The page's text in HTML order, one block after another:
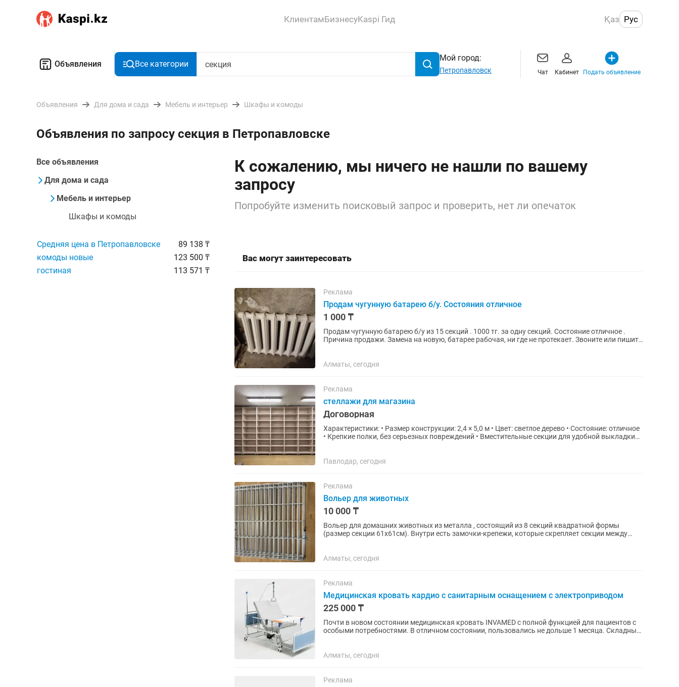
КлиентамБизнесуKaspi Гид Қаз Рус
Объявления Все категории
Мой город:
Петропавловск Чат Кабинет Подать объявление
Объявления Для дома и сада Мебель и интерьер Шкафы и комоды
Объявления по запросу секция в Петропавловске
Все объявления
Для дома и сада
Мебель и интерьер
Шкафы и комоды
Средняя цена в Петропавловске
89 138 ₸
комоды новые
123 500 ₸
гостиная
113 571 ₸
К сожалению, мы ничего не нашли по вашему
запросу
Попробуйте изменить поисковый запрос и проверить, нет ли опечаток
Вас могут заинтересовать
Реклама
Продам чугунную батарею б/у. Состояния отличное
1 000 ₸
Продам чугунную батарею б/у из 15 секций . 1000 тг. за одну секций. Состояние отличное .
Причина продажи. Замена на новую, батарее рабочая, ни где не протекает. Звоните или пишите
Алматы, сегодня
Реклама
стеллажи для магазина
Договорная
Характеристики: • Размер конструкции: 2,4 × 5,0 м • Цвет: светлое дерево • Состояние: отличное
• Крепкие полки, без серьезных повреждений • Вместительные секции для удобной выкладки
Павлодар, сегодня
Реклама
Вольер для животных
10 000 ₸
Вольер для домашних животных из металла , состоящий из 8 секций квадратной формы
(размер секции 61х61см). Внутри есть замочки-крепежи, которые скрепляет секции между
Алматы, сегодня
Реклама
Медицинская кровать кардио с санитарным оснащением с электроприводом
225 000 ₸
Почти в новом состоянии медицинская кровать INVAMED с полной функцией для пациентов с
особыми потребностями. В отличном состоянии, пользовались не дольше 1 месяца. Складные
Алматы, сегодня
Реклама